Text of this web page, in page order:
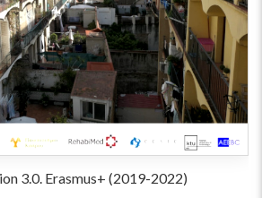
3.0. Erasmus+ (2019-2022)